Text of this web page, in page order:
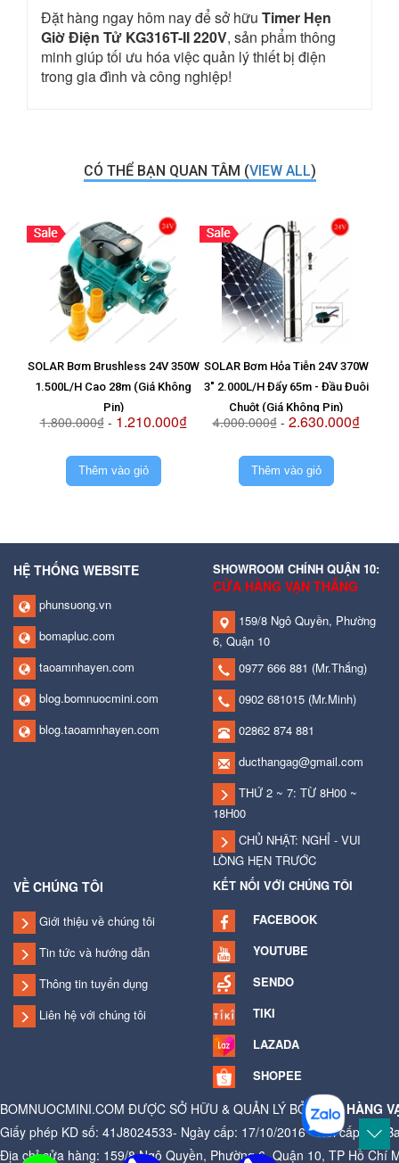
Đặt hàng ngay hôm nay để sở hữu Timer Hẹn
Giờ Điện Tử KG316T-II 220V, sản phẩm thông
minh giúp tối ưu hóa việc quản lý thiết bị điện
trong gia đình và công nghiệp!
CÓ THỂ BẠN QUAN TÂM (VIEW ALL)
SOLAR Bơm Brushless 24V 350W
1.500L/H Cao 28m (Giá Không
Pin)
1.800.000₫- 1.210.000₫
Thêm vào giỏ
SOLAR Bơm Hỏa Tiễn 24V 370W
3" 2.000L/H Đẩy 65m - Đầu Đuôi
Chuột (Giá Không Pin)
4.000.000₫- 2.630.000₫
Thêm vào giỏ
HỆ THỐNG WEBSITE
phunsuong.vn
bomapluc.com
taoamnhayen.com
blog.bomnuocmini.com
blog.taoamnhayen.com
SHOWROOM CHÍNH QUẬN 10:
CỬA HÀNG VẠN THẮNG
159/8 Ngô Quyền, Phường
6, Quận 10
0977 666 881 (Mr.Thắng)
0902 681015 (Mr.Minh)
02862 874 881
ducthangag@gmail.com
THỨ 2 ~ 7: TỪ 8H00 ~
18H00
CHỦ NHẬT: NGHỈ - VUI
LÒNG HẸN TRƯỚC
VỀ CHÚNG TÔI
Giới thiệu về chúng tôi
Tin tức và hướng dẫn
Thông tin tuyển dụng
Liên hệ với chúng tôi
KẾT NỐI VỚI CHÚNG TÔI
FACEBOOK
YOUTUBE
SENDO
TIKI
LAZADA
SHOPEE
BOMNUOCMINI.COM ĐƯỢC SỞ HỮU & QUẢN LÝ BỞICỬA HÀNG
Giấy phép KD số: 41J8024533- Ngày cấp: 17/10/2016 - Nơi cấp: Ủy
Địa chỉ cửa hàng: 159/8 Ngô Quyền, Phường 6, Quận 10, TP Hồ Chí